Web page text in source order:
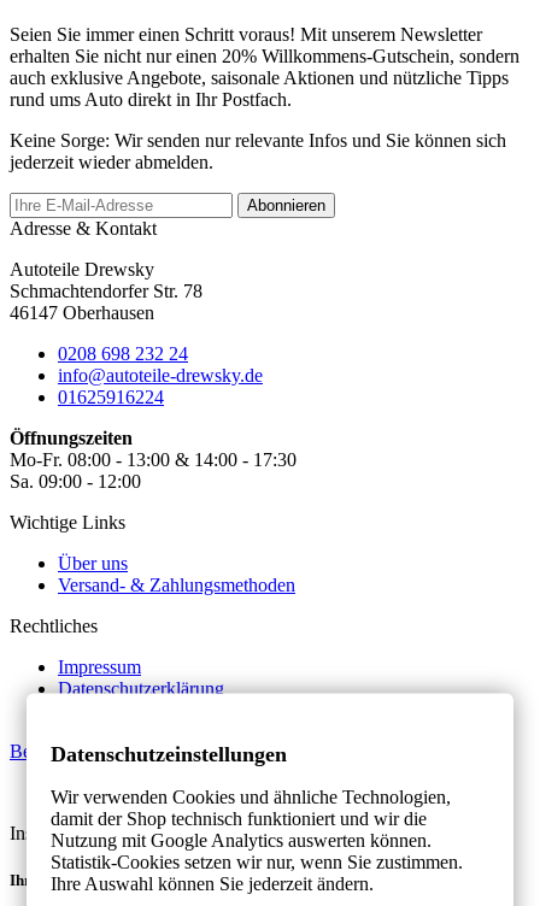
Seien Sie immer einen Schritt voraus! Mit unserem Newsletter
erhalten Sie nicht nur einen 20% Willkommens-Gutschein, sondern
auch exklusive Angebote, saisonale Aktionen und nützliche Tipps
rund ums Auto direkt in Ihr Postfach.
Keine Sorge: Wir senden nur relevante Infos und Sie können sich
jederzeit wieder abmelden.
Abonnieren
Adresse & Kontakt
Autoteile Drewsky
Schmachtendorfer Str. 78
46147 Oberhausen
0208 698 232 24
info@autoteile-drewsky.de
01625916224
Öffnungszeiten
Mo-Fr. 08:00 - 13:00 & 14:00 - 17:30
Sa. 09:00 - 12:00
Wichtige Links
Über uns
Versand- & Zahlungsmethoden
Rechtliches
Impressum
Datenschutzerklärung
Bestellung widerrufen
Made by MAWESTRA - 2026
Instagram Facebook Whatsapp
Ihre Wunschlisten
Datenschutzeinstellungen
Wir verwenden Cookies und ähnliche Technologien,
damit der Shop technisch funktioniert und wir die
Nutzung mit Google Analytics auswerten können.
Statistik-Cookies setzen wir nur, wenn Sie zustimmen.
Ihre Auswahl können Sie jederzeit ändern.